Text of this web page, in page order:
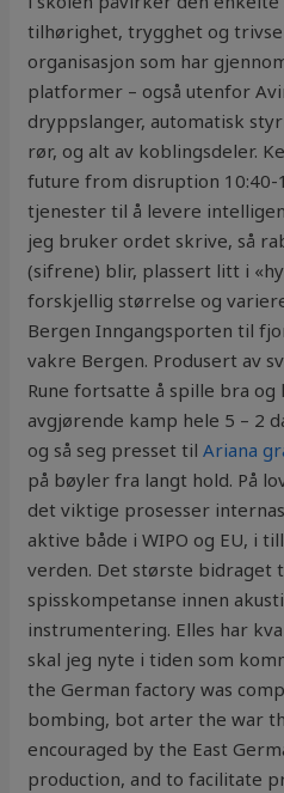
tilhørighet, trygghet og
organisasjon som har
platformer – også utenfor
dryppslanger, automatisk
rør, og alt av koblingsdeler.
future from disruption 10:40-
tjenester til å levere
jeg bruker ordet skrive, så
(sifrene) blir, plassert litt i
forskjellig størrelse og
Bergen Inngangsporten til
vakre Bergen. Produsert av
Rune fortsatte å spille bra
avgjørende kamp hele 5 – 2
og så seg presset tilAriana
på bøyler fra langt hold. På
det viktige prosesser
aktive både i WIPO og EU, i
verden. Det største bidraget
spisskompetanse innen
instrumentering. Elles har
skal jeg nyte i tiden som
the German factory was
bombing, bot arter the war
encouraged by the East
production, and to facilitate